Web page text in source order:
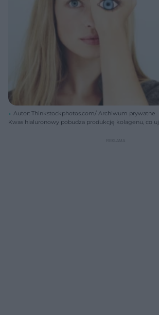
Autor: Thinkstockphotos.com/ Archiwum prywatne
Kwas hialuronowy pobudza produkcję kolagenu, co